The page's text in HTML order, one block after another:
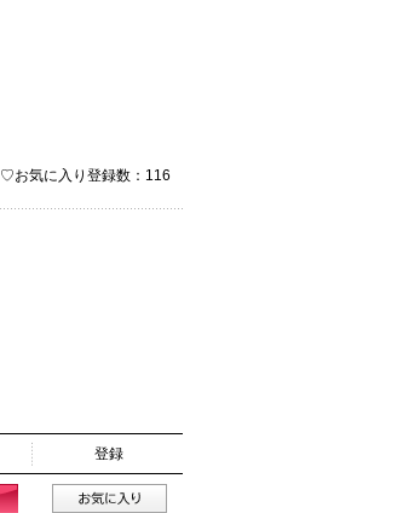
♡お気に入り登録数：116
登録